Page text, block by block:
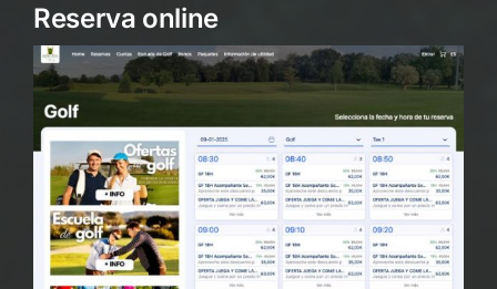
Reserva online